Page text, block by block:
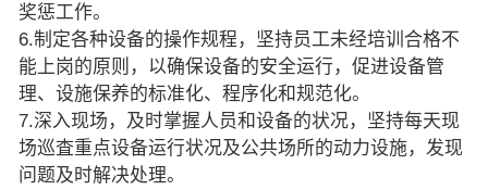
奖惩工作。
6.制定各种设备的操作规程，坚持员工未经培训合格不
能上岗的原则，以确保设备的安全运行，促进设备管
理、设施保养的标准化、程序化和规范化。
7.深入现场，及时掌握人员和设备的状况，坚持每天现
场巡査重点设备运行状况及公共场所的动力设施，发现
问题及时解决处理。